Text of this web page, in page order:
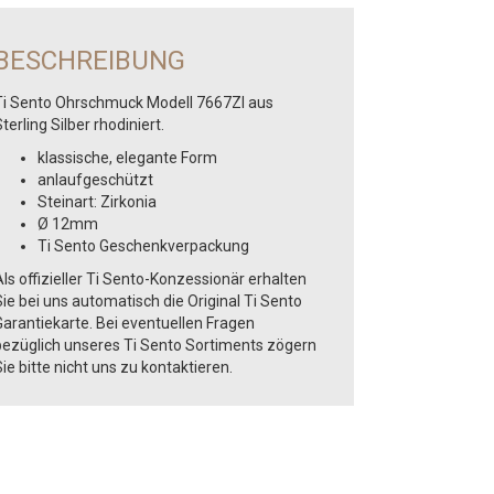
Sento Ohrschmuck Modell 7667ZI aus
Silber rhodiniert.
klassische, elegante Form
anlaufgeschützt
Steinart: Zirkonia
Ø 12mm
Ti Sento Geschenkverpackung
offizieller Ti Sento-Konzessionär erhalten
bei uns automatisch die Original Ti Sento
Bei eventuellen Fragen
unseres Ti Sento Sortiments zögern
bitte nicht uns zu kontaktieren.